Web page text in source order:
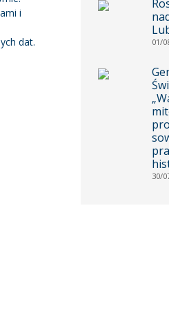
i
dat.
01/
30/